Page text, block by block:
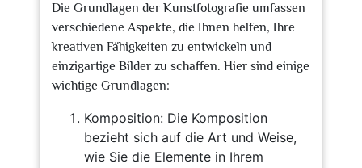
Die Grundlagen der Kunstfotografie umfassen
verschiedene Aspekte, die Ihnen helfen, Ihre
kreativen Fähigkeiten zu entwickeln und
einzigartige Bilder zu schaffen. Hier sind einige
wichtige Grundlagen:
Komposition: Die Komposition
bezieht sich auf die Art und Weise,
wie Sie die Elemente in Ihrem